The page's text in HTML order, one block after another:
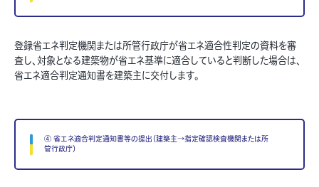
登録省エネ判定機関または所管行政庁が省エネ適合性判定の資料を審
査し、対象となる建築物が省エネ基準に適合していると判断した場合は、
省エネ適合判定通知書を建築主に交付します。
④ 省エネ適合判定通知書等の提出（建築主→指定確認検査機関または所
管行政庁）